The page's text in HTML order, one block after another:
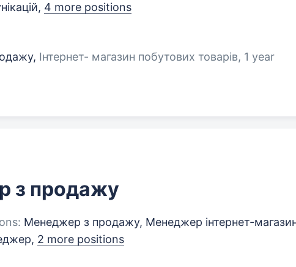
4 more positions
Інтернет- магазин побутових товарів, 1 year
з продажу
Менеджер з продажу, Менеджер інтернет-
2 more positions